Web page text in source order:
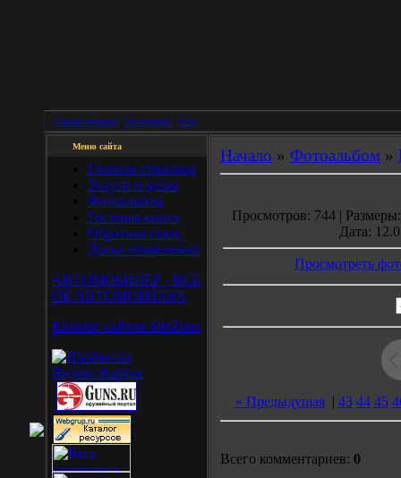
Главная страница Регистрация Вход
Меню сайта
Главная страница
Услуги и цены
Фотоальбом
Гостевая книга
Обратная связь
Доска объявлений
АВТОМОБИЛЕР - ВСЕ
ОБ АВТОМОБИЛЯХ
Каталог сайтов SiteZona
Начало » Фотоальбом »
Просмотров: 744 |
Дата:
Просмотреть
« Предыдущая| 43 44 45
Всего комментариев: 0